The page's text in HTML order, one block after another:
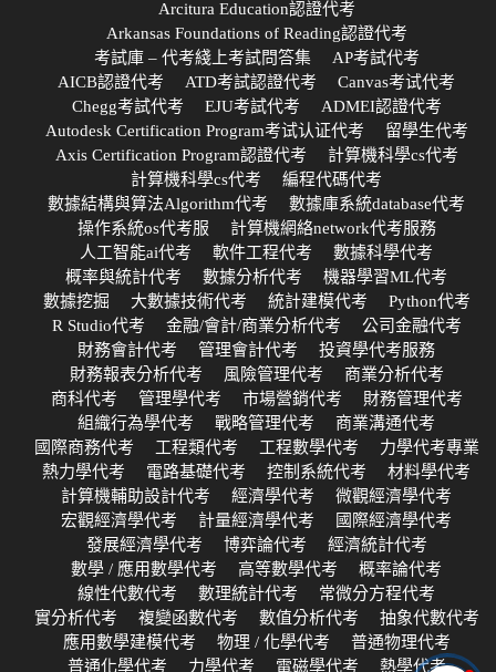
Arcitura Education認證代考
Arkansas Foundations of Reading認證代考
考試庫 – 代考綫上考試問答集
AP考試代考
AICB認證代考
ATD考試認證代考
Canvas考试代考
Chegg考試代考
EJU考試代考
ADMEI認證代考
Autodesk Certification Program考试认证代考
留學生代考
Axis Certification Program認證代考
計算機科學cs代考
計算機科學cs代考
編程代碼代考
數據結構與算法Algorithm代考
數據庫系統database代考
操作系統os代考服
計算機網絡network代考服務
人工智能ai代考
軟件工程代考
數據科學代考
概率與統計代考
數據分析代考
機器學習ML代考
數據挖掘
大數據技術代考 統計建模代考
Python代考
R Studio代考
金融/會計/商業分析代考
公司金融代考
財務會計代考
管理會計代考
投資學代考服務
財務報表分析代考
風險管理代考
商業分析代考
商科代考
管理學代考 市場營銷代考
財務管理代考
組織行為學代考
戰略管理代考
商業溝通代考
國際商務代考
工程類代考 工程數學代考
力學代考專業
熱力學代考
電路基礎代考 控制系統代考
材料學代考
計算機輔助設計代考
經濟學代考
微觀經濟學代考
宏觀經濟學代考
計量經濟學代考
國際經濟學代考
發展經濟學代考
博弈論代考
經濟統計代考
數學 / 應用數學代考
高等數學代考
概率論代考
線性代數代考
數理統計代考
常微分方程代考
實分析代考
複變函數代考 數值分析代考
抽象代數代考
應用數學建模代考
物理 / 化學代考
普通物理代考
普通化學代考
力學代考 電磁學代考 熱學代考